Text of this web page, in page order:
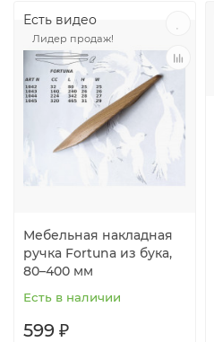
Есть видео
Лидер продаж!
Мебельная накладная
ручка Fortuna из бука,
80–400 мм
Есть в наличии
599 ₽